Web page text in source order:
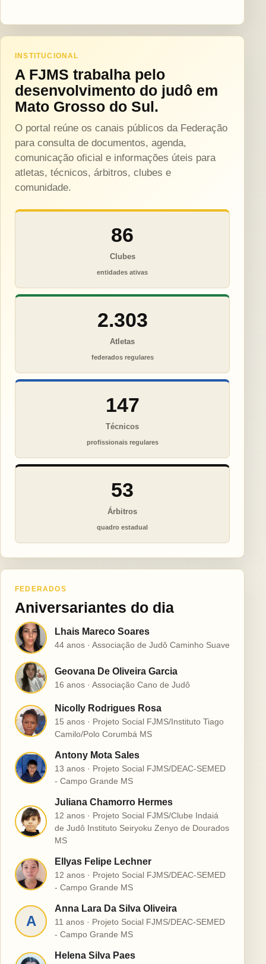
INSTITUCIONAL
A FJMS trabalha pelo
desenvolvimento do judô em
Mato Grosso do Sul.
O portal reúne os canais públicos da Federação
para consulta de documentos, agenda,
comunicação oficial e informações úteis para
atletas, técnicos, árbitros, clubes e
comunidade.
86
Clubes
entidades ativas
2.303
Atletas
federados regulares
147
Técnicos
profissionais regulares
53
Árbitros
quadro estadual
FEDERADOS
Aniversariantes do dia
L Lhais Mareco Soares
44 anos · Associação de Judô Caminho Suave
G Geovana De Oliveira Garcia
16 anos · Associação Cano de Judô
N
Nicolly Rodrigues Rosa
15 anos · Projeto Social FJMS/Instituto Tiago
Camilo/Polo Corumbá MS
A
Antony Mota Sales
13 anos · Projeto Social FJMS/DEAC-SEMED
- Campo Grande MS
J
Juliana Chamorro Hermes
12 anos · Projeto Social FJMS/Clube Indaiá
de Judô Instituto Seiryoku Zenyo de Dourados
MS
E
Ellyas Felipe Lechner
12 anos · Projeto Social FJMS/DEAC-SEMED
- Campo Grande MS
A
Anna Lara Da Silva Oliveira
11 anos · Projeto Social FJMS/DEAC-SEMED
- Campo Grande MS
Helena Silva Paes